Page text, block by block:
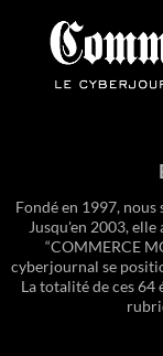
Fondé en 1997,
Jusqu'en 2003,
“COMMERCE
cyberjournal se
La totalité de ces